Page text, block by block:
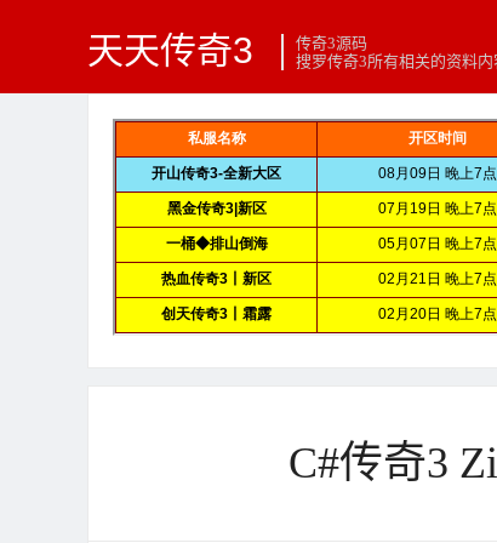
天天传奇3
传奇3源码
搜罗传奇3所有相关的资料内
C#传奇3